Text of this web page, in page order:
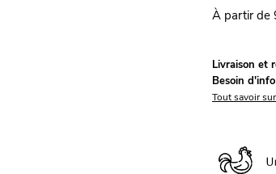
À partir de
Livraison et
Besoin
Tout savoir